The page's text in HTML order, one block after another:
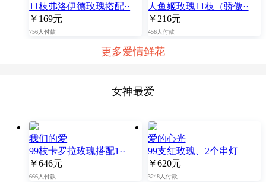
11枝弗洛伊德玫瑰搭配··
￥169元
756人付款
人鱼姬玫瑰11枝（骄傲··
￥216元
456人付款
更多爱情鲜花
女神最爱
我们的爱
99枝卡罗拉玫瑰搭配1··
￥646元
666人付款
爱的心光
99支红玫瑰、2个串灯
￥620元
3248人付款